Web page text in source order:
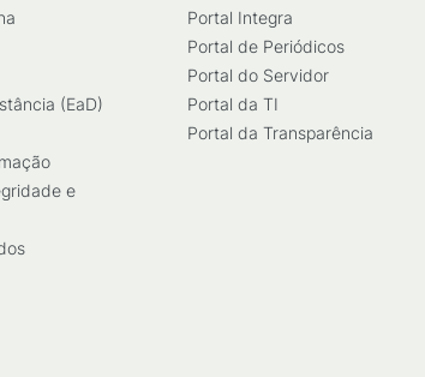
(EaD)
e
Portal Integra
Portal de Periódicos
Portal do Servidor
Portal da TI
Portal da Transparência